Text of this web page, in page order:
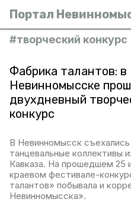
Портал
#творческий конкурс
Фабрика талантов: в
Невинномысске
двухдневный
конкурс
В Невинномысск съехались
танцевальные коллективы
Кавказа. На прошедшем 25
краевом фестивале-
талантов» побывала и
Невинномысска».